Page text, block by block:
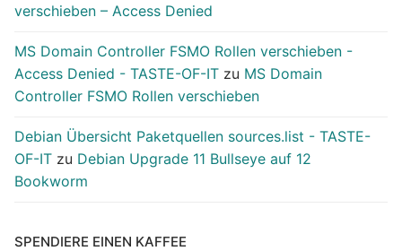
verschieben – Access Denied
MS Domain Controller FSMO Rollen verschieben -
Access Denied - TASTE-OF-IT zu MS Domain
Controller FSMO Rollen verschieben
Debian Übersicht Paketquellen sources.list - TASTE-
OF-IT zu Debian Upgrade 11 Bullseye auf 12
Bookworm
SPENDIERE EINEN KAFFEE